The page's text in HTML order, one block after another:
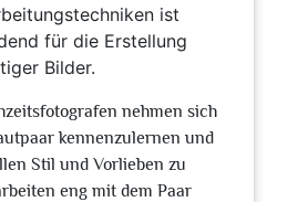
ist
für die Erstellung
Bilder.
nehmen sich
kennenzulernen und
Stil und Vorlieben zu
eng mit dem Paar